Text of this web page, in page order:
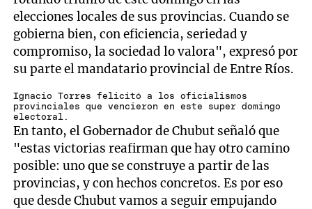
elecciones locales de sus provincias. Cuando se
gobierna bien, con eficiencia, seriedad y
compromiso, la sociedad lo valora", expresó por
su parte el mandatario provincial de Entre Ríos.
Ignacio Torres felicitó a los oficialismos
provinciales que vencieron en este super domingo
electoral.
En tanto, el Gobernador de Chubut señaló que
"estas victorias reafirman que hay otro camino
posible: uno que se construye a partir de las
provincias, y con hechos concretos. Es por eso
que desde Chubut vamos a seguir empujando